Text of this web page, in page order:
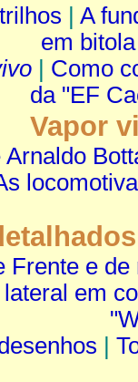
A
em
Como
da "EF
Vapor
Frente e
em